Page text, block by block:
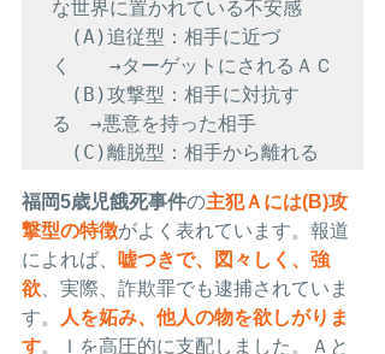
な世界に置かれている不安感
(A)追従型：相手に近づ
く　　→ターゲットにされるＡＣ
(B)攻撃型：相手に対抗す
る　→悪意を持った相手
(C)離脱型：相手から離れる
福岡5歳児餓死事件の主犯Ａには(B)攻
撃型の特徴がよく表れています。報道
によれば、
嘘つきで、図々しく、強
欲 、実際、詐欺罪でも逮捕されていま
す。
人を妬み、他人の物を欲しがりま
す。Ｉを高圧的に支配しました。Ａと